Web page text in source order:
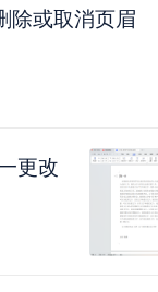
除或取消页眉
更改